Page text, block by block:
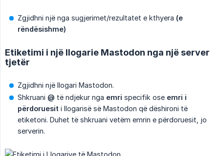
Zgjidhni një nga sugjerimet/rezultatet e kthyera (e
rëndësishme)
Etiketimi i një llogarie Mastodon nga një server
tjetër
Zgjidhni një llogari Mastodon.
Shkruani @ të ndjekur nga emri specifik ose emri i
përdoruesit i llogarisë së Mastodon që dëshironi të
etiketoni. Duhet të shkruani vetëm emrin e përdoruesit, jo
serverin.